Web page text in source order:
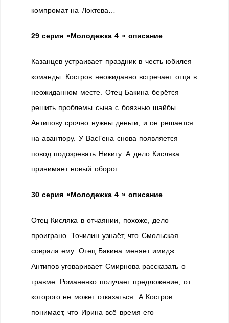
компромат на Локтева…
29 серия «Молодежка 4 » описание
Казанцев устраивает праздник в честь юбилея
команды. Костров неожиданно встречает отца в
неожиданном месте. Отец Бакина берётся
решить проблемы сына с боязнью шайбы.
Антипову срочно нужны деньги, и он решается
на авантюру. У ВасГена снова появляется
повод подозревать Никиту. А дело Кисляка
принимает новый оборот…
30 серия «Молодежка 4 » описание
Отец Кисляка в отчаянии, похоже, дело
проиграно. Точилин узнаёт, что Смольская
соврала ему. Отец Бакина меняет имидж.
Антипов уговаривает Смирнова рассказать о
травме. Романенко получает предложение, от
которого не может отказаться. А Костров
понимает, что Ирина всё время его